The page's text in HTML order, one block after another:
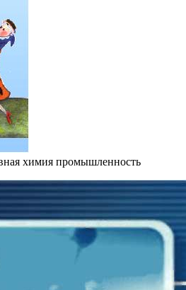
химия промышленность